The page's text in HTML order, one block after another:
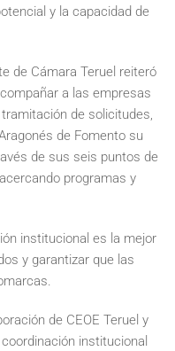
y la capacidad de
de Cámara Teruel reiteró
a las empresas
de solicitudes,
de Fomento su
de sus seis puntos de
programas y
institucional es la mejor
y garantizar que las
de CEOE Teruel y
institucional